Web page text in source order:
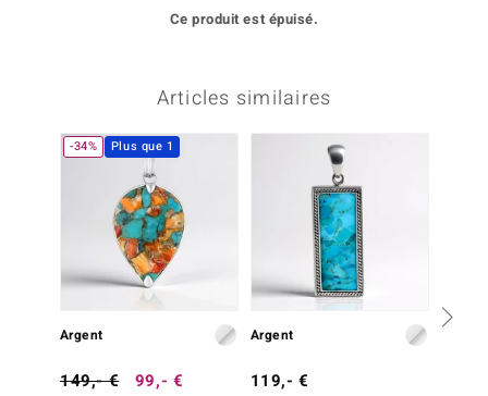
Ce produit est épuisé.
Articles similaires
-34% Plus que 1
Argent
149,- € 99,- €
Argent
119,- €